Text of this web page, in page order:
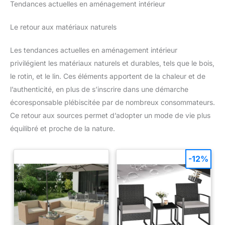
Tendances actuelles en aménagement intérieur
Le retour aux matériaux naturels
Les tendances actuelles en aménagement intérieur
privilégient les matériaux naturels et durables, tels que le bois,
le rotin, et le lin. Ces éléments apportent de la chaleur et de
l’authenticité, en plus de s’inscrire dans une démarche
écoresponsable plébiscitée par de nombreux consommateurs.
Ce retour aux sources permet d’adopter un mode de vie plus
équilibré et proche de la nature.
-12%